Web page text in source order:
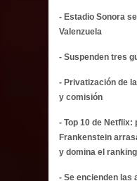
- Estadio Sonora
Valenzuela
- Suspenden tres
- Privatización de
y comisión
- Top 10 de Netflix:
Frankenstein
y domina el ranking
- Se encienden las